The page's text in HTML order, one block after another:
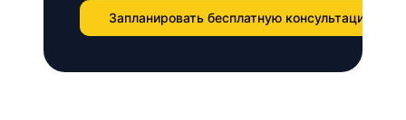
Запланировать бесплатную консультацию